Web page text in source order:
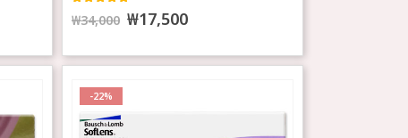
out of 5
₩34,000 ₩17,500
-22%